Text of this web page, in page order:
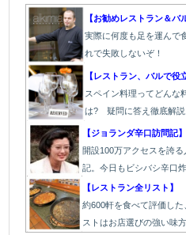
【お勧めレストラン＆バ
実際に何度も足を運んで
れで失敗しないぞ！
【レストラン、バルで役
スペイン料理ってどんな
は? 疑問に答え徹底解説
【ジョランダ辛口訪問記】
開設100万アクセスを誇
記。今日もビシバシ辛口炸
【レストラン全リスト】
約600軒を食べて評価し
ストはお店選びの強い味方